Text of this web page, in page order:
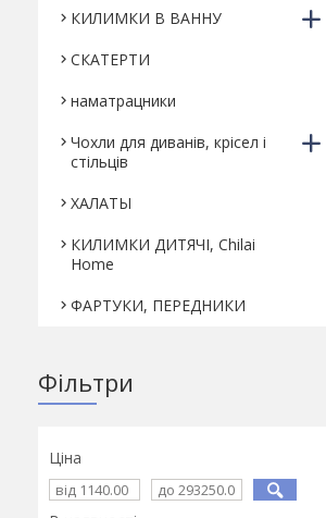
КИЛИМКИ В ВАННУ
СКАТЕРТИ
наматрацники
Чохли для диванів, крісел і
стільців
ХАЛАТЫ
КИЛИМКИ ДИТЯЧІ, Chilai
Home
ФАРТУКИ, ПЕРЕДНИКИ
Фільтри
Ціна